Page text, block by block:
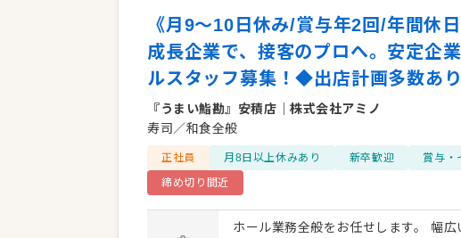
《月9～10日休み/賞与年2回/年間休
成長企業で、接客のプロへ。安定企
ルスタッフ募集！◆出店計画多数あ
『うまい鮨勘』安積店 ｜株式会社アミノ
寿司／和食全般
正社員 月8日以上休みあり 新卒歓迎 賞与・
締め切り間近
ホール業務全般をお任せします。 幅